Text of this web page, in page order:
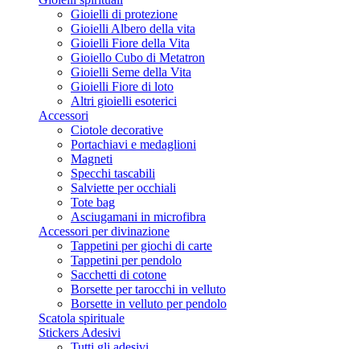
Gioielli di protezione
Gioielli Albero della vita
Gioielli Fiore della Vita
Gioiello Cubo di Metatron
Gioielli Seme della Vita
Gioielli Fiore di loto
Altri gioielli esoterici
Accessori
Ciotole decorative
Portachiavi e medaglioni
Magneti
Specchi tascabili
Salviette per occhiali
Tote bag
Asciugamani in microfibra
Accessori per divinazione
Tappetini per giochi di carte
Tappetini per pendolo
Sacchetti di cotone
Borsette per tarocchi in velluto
Borsette in velluto per pendolo
Scatola spirituale
Stickers Adesivi